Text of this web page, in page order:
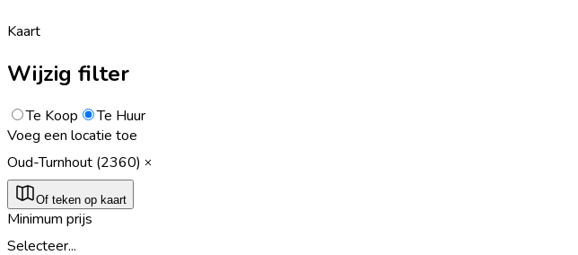
Kaart
Wijzig filter
Te Koop
Te Huur
Voeg een locatie toe
Oud-Turnhout (2360)
Of teken op kaart
Minimum prijs
Selecteer...